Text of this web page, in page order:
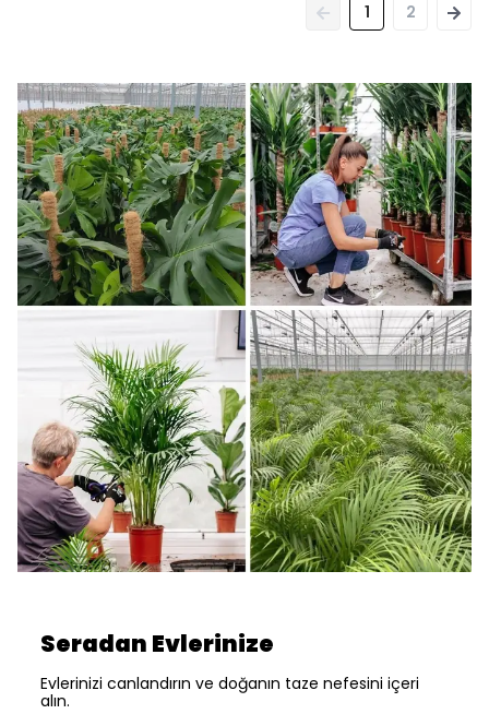
1 2
Seradan Evlerinize
Evlerinizi canlandırın ve doğanın taze nefesini içeri
alın.